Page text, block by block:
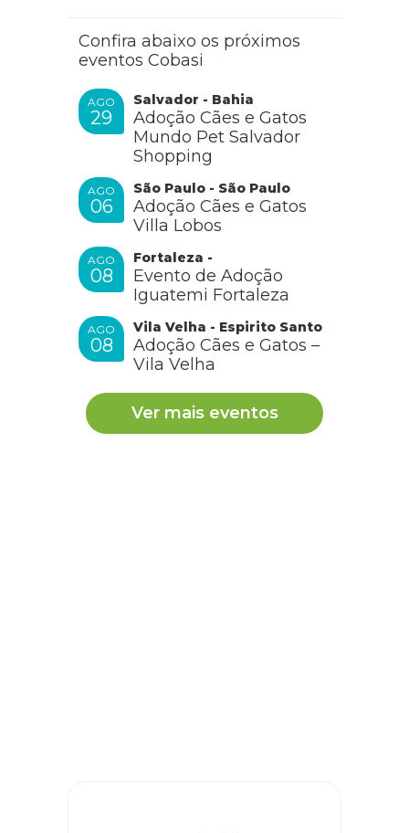
Confira abaixo os próximos
eventos Cobasi
AGO
29
Salvador - Bahia
Adoção Cães e Gatos
Mundo Pet Salvador
Shopping
AGO
06
São Paulo - São Paulo
Adoção Cães e Gatos
Villa Lobos
AGO
08
Fortaleza -
Evento de Adoção
Iguatemi Fortaleza
AGO
08
Vila Velha - Espirito Santo
Adoção Cães e Gatos –
Vila Velha
Ver mais eventos